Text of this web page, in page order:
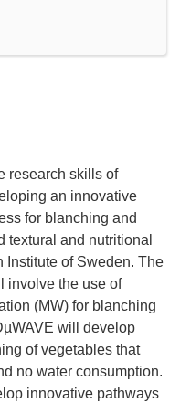
research skills of
an innovative
for blanching and
textural and nutritional
Institute of Sweden. The
involve the use of
(MW) for blanching
will develop
of vegetables that
no water consumption.
innovative pathways